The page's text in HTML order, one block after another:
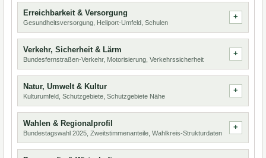
Erreichbarkeit & Versorgung
Gesundheitsversorgung, Heliport-Umfeld, Schulen
Verkehr, Sicherheit & Lärm
Bundesfernstraßen-Verkehr, Motorisierung, Verkehrssicherheit
Natur, Umwelt & Kultur
Kulturumfeld, Schutzgebiete, Schutzgebiete Nähe
Wahlen & Regionalprofil
Bundestagswahl 2025, Zweitstimmenanteile, Wahlkreis-Strukturdaten